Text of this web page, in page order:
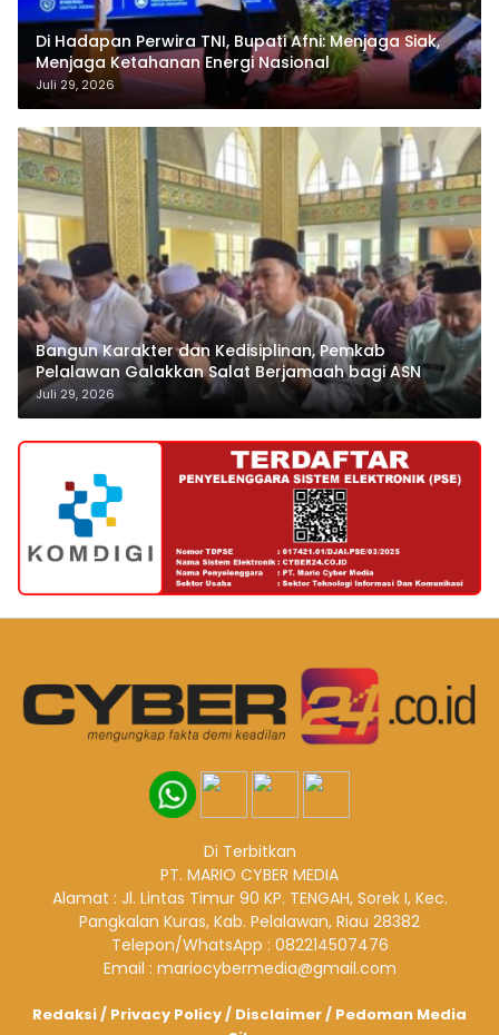
Di Hadapan Perwira TNI, Bupati Afni: Menjaga Siak,
Menjaga Ketahanan Energi Nasional
Juli 29, 2026
Bangun Karakter dan Kedisiplinan, Pemkab
Pelalawan Galakkan Salat Berjamaah bagi ASN
Juli 29, 2026
Di Terbitkan
PT. MARIO CYBER MEDIA
Alamat : Jl. Lintas Timur 90 KP. TENGAH, Sorek I, Kec.
Pangkalan Kuras, Kab. Pelalawan, Riau 28382
Telepon/WhatsApp : 082214507476
Email : mariocybermedia@gmail.com
Redaksi/ Privacy Policy/ Disclaimer/ Pedoman Media